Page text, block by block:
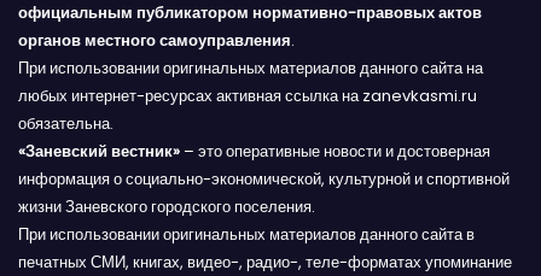
официальным публикатором нормативно-правовых актов
органов местного самоуправления.
При использовании оригинальных материалов данного сайта на
любых интернет-ресурсах активная ссылка на zanevkasmi.ru
обязательна.
«Заневский вестник» – это оперативные новости и достоверная
информация о социально-экономической, культурной и спортивной
жизни Заневского городского поселения.
При использовании оригинальных материалов данного сайта в
печатных СМИ, книгах, видео-, радио-, теле-форматах упоминание